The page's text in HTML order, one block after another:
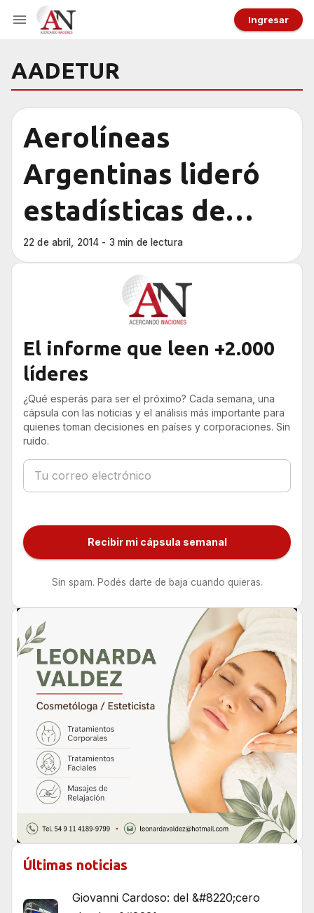
Ingresar
AADETUR
Aerolíneas
Argentinas lideró
estadísticas de
puntualidad en
Semana Santa
22 de abril, 2014 - 3 min de lectura
El informe que leen +2.000
líderes
¿Qué esperás para ser el próximo? Cada semana, una
cápsula con las noticias y el análisis más importante para
quienes toman decisiones en países y corporaciones. Sin
ruido.
Recibir mi cápsula semanal
Sin spam. Podés darte de baja cuando quieras.
Últimas noticias
Giovanni Cardoso: del &#8220;cero